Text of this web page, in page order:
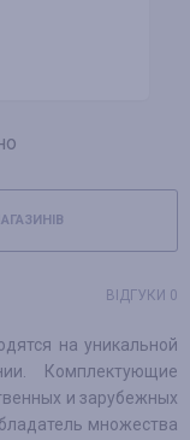
ВІДГУКИ 0
на уникальной
Комплектующие
и зарубежных
множества